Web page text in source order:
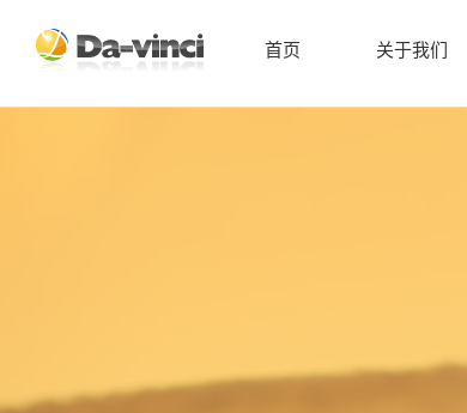
首页 关于我们